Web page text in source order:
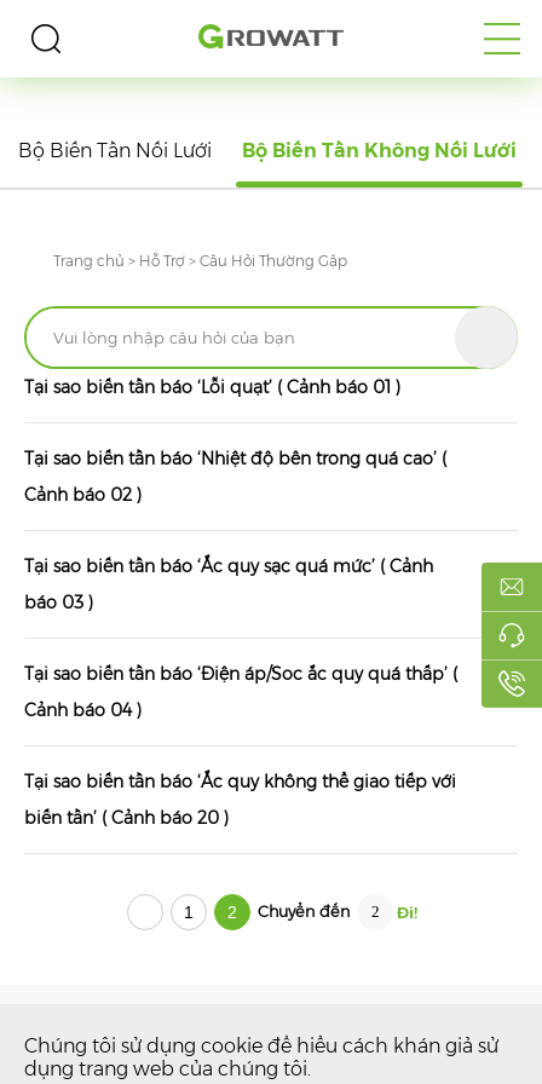
CÂU HỎI THƯỜNG GẶP
Bộ Biến Tần Nối Lưới Bộ Biến Tần Không Nối Lưới
Trang chủ > Hỗ Trợ >Câu Hỏi Thường Gặp
Tại sao biến tần báo ‘Lỗi quạt’ ( Cảnh báo 01 )
Tại sao biến tần báo ‘Nhiệt độ bên trong quá cao’ (
Cảnh báo 02 )
Tại sao biến tần báo ‘Ắc quy sạc quá mức’ ( Cảnh
báo 03 )
Tại sao biến tần báo ‘Điện áp/Soc ắc quy quá thấp’ (
Cảnh báo 04 )
Tại sao biến tần báo ‘Ắc quy không thể giao tiếp với
biến tần’ ( Cảnh báo 20 )
1 2 Chuyển đến
ĐĂNG KÝ THEO DÕI BẢN TIN CỦA CHÚNG TÔI
Chúng tôi sử dụng cookie để hiểu cách khán giả sử
dụng trang web của chúng tôi.